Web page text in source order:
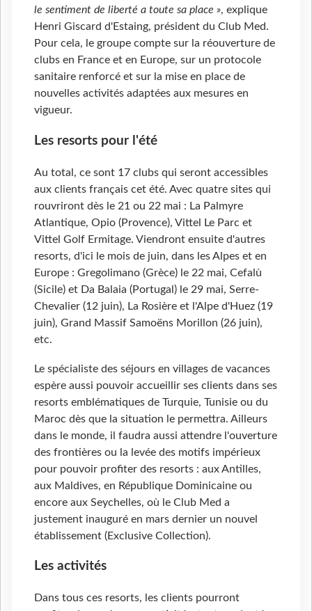
le sentiment de liberté a toute sa place », explique
Henri Giscard d'Estaing, président du Club Med.
Pour cela, le groupe compte sur la réouverture de
clubs en France et en Europe, sur un protocole
sanitaire renforcé et sur la mise en place de
nouvelles activités adaptées aux mesures en
vigueur.
Les resorts pour l'été
Au total, ce sont 17 clubs qui seront accessibles
aux clients français cet été. Avec quatre sites qui
rouvriront dès le 21 ou 22 mai : La Palmyre
Atlantique, Opio (Provence), Vittel Le Parc et
Vittel Golf Ermitage. Viendront ensuite d'autres
resorts, d'ici le mois de juin, dans les Alpes et en
Europe : Gregolimano (Grèce) le 22 mai, Cefalù
(Sicile) et Da Balaia (Portugal) le 29 mai, Serre-
Chevalier (12 juin), La Rosière et l'Alpe d'Huez (19
juin), Grand Massif Samoëns Morillon (26 juin),
etc.
Le spécialiste des séjours en villages de vacances
espère aussi pouvoir accueillir ses clients dans ses
resorts emblématiques de Turquie, Tunisie ou du
Maroc dès que la situation le permettra. Ailleurs
dans le monde, il faudra aussi attendre l'ouverture
des frontières ou la levée des motifs impérieux
pour pouvoir profiter des resorts : aux Antilles,
aux Maldives, en République Dominicaine ou
encore aux Seychelles, où le Club Med a
justement inauguré en mars dernier un nouvel
établissement (Exclusive Collection).
Les activités
Dans tous ces resorts, les clients pourront